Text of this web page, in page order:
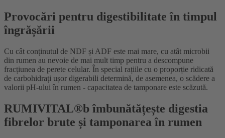
Provocări pentru digestibilitate în timpul
îngrășării
Cu cât conținutul de NDF și ADF este mai mare, cu atât microbii
din rumen au nevoie de mai mult timp pentru a descompune
fracțiunea de perete celular. În special rațiile cu o proporție ridicată
de carbohidrați ușor digerabili determină, de asemenea, o scădere a
valorii pH-ului în rumen - capacitatea de tamponare este scăzută.
RUMIVITAL®b îmbunătățește digestia
fibrelor brute și tamponarea în rumen